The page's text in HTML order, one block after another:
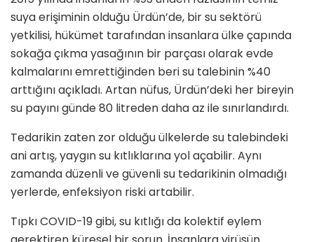
suya erişiminin olduğu Ürdün’de, bir su sektörü
yetkilisi, hükümet tarafından insanlara ülke çapında
sokağa çıkma yasağının bir parçası olarak evde
kalmalarını emrettiğinden beri su talebinin %40
arttığını açıkladı. Artan nüfus, Ürdün’deki her bireyin
su payını günde 80 litreden daha az ile sınırlandırdı.
Tedarikin zaten zor olduğu ülkelerde su talebindeki
ani artış, yaygın su kıtlıklarına yol açabilir. Aynı
zamanda düzenli ve güvenli su tedarikinin olmadığı
yerlerde, enfeksiyon riski artabilir.
Tıpkı COVID-19 gibi, su kıtlığı da kolektif eylem